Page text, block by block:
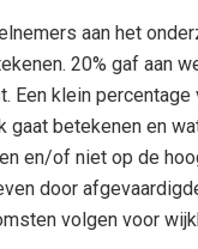
aan het
20% gaf aan
Een klein
gaat betekenen en
en/of niet op de
door
volgen voor